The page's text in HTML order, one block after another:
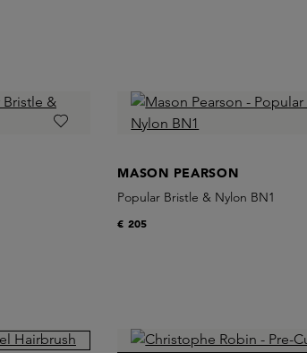
MASON PEARSON
Popular Bristle & Nylon BN1
€ 205